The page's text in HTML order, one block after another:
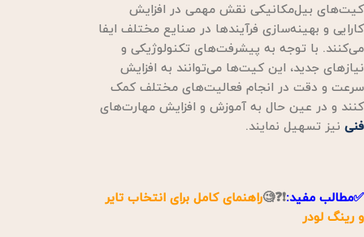
کیت‌های بیل‌مکانیکی نقش مهمی در افزایش
کارایی و بهینه‌سازی فرآیندها در صنایع مختلف ایفا
می‌کنند. با توجه به پیشرفت‌های تکنولوژیکی و
نیازهای جدید، این کیت‌ها می‌توانند به افزایش
سرعت و دقت در انجام فعالیت‌های مختلف کمک
کنند و در عین حال به آموزش و افزایش مهارت‌های
فنی نیز تسهیل نمایند.
✅مطالب مفید:❗❓🧐راهنمای کامل برای انتخاب تایر
و رینگ لودر